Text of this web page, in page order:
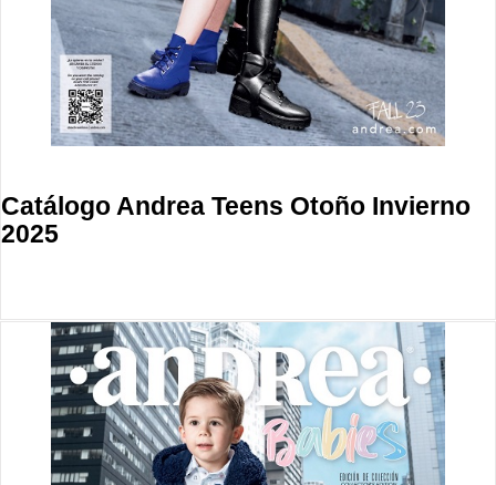
Catálogo Andrea Teens Otoño Invierno
2025